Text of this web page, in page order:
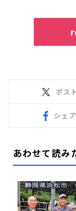
ポスト
シェア
あわせて読み